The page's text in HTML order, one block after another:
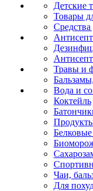
Детские
Товары
Травы и
Вода и
Коктейль
Чаи,
Для